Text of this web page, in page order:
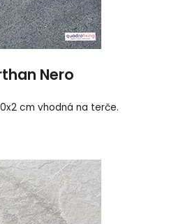
Nero
cm vhodná na terče.